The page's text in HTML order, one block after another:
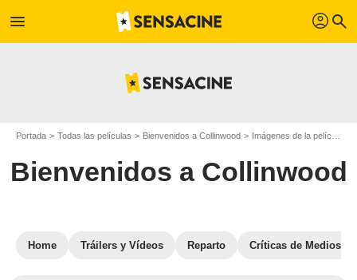
menu profil search
Portada Todas las películas Bienvenidos a Collinwood Imágenes de la película Bienvenidos a Collinwood
Bienvenidos a Collinwood
Home Tráilers y Vídeos Reparto Críticas de Medios